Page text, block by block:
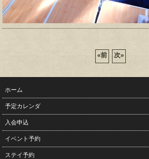
«前 次»
ホーム
予定カレンダ
入会申込
イベント予約
ステイ予約